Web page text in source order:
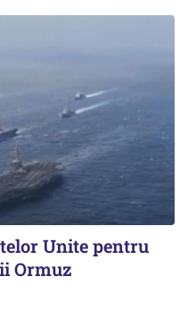
Unite pentru
Ormuz